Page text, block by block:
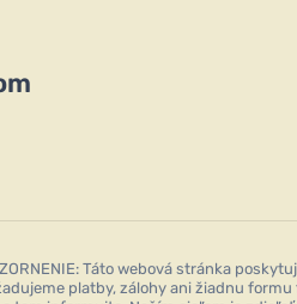
Táto webová stránka
platby, zálohy ani žiadnu